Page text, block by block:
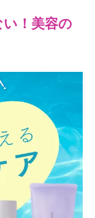
！美容の